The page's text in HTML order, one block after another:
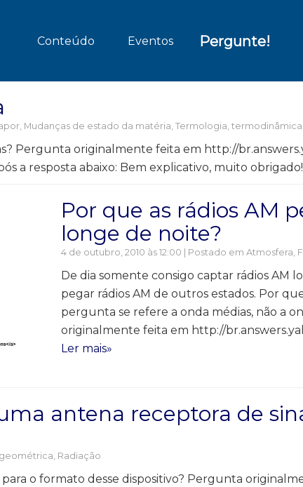
Conteúdo Eventos Pergunte!
, Mudanças de estado da matéria, Termologia, termodinâmica
Pergunta originalmente feita em http://
a resposta abaixo: Bem explicativo, muito obrigado!
Por que as rádios AM
longe de noite?
4 de outubro, 2010 às 12:00 | Postado em Atmosfera,
De dia somente consigo captar rádios AM
pegar rádios AM de outros estados. Por
pergunta se refere a onda médias, não a
originalmente feita em http://
Ler mais»
antena receptora de
, Radiação
o formato desse dispositivo? Pergunta